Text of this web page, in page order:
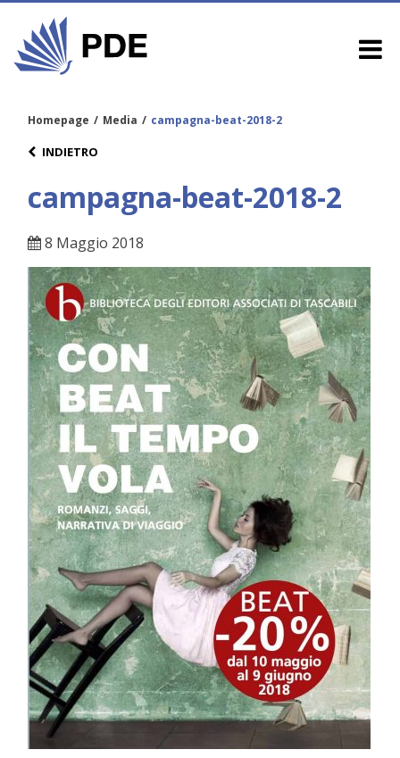
Homepage / Media / campagna-beat-2018-2
INDIETRO
campagna-beat-2018-2
8 Maggio 2018